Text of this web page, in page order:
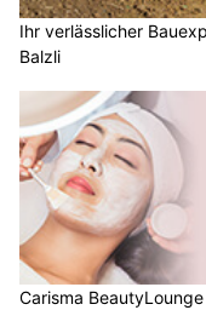
Ihr verlässlicher
Balzli
Carisma